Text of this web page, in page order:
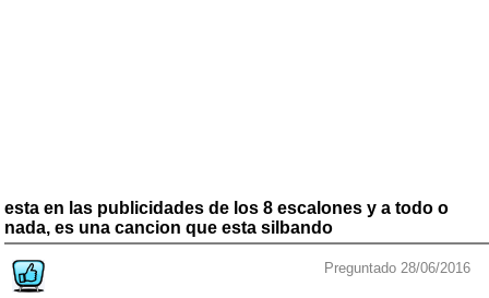
esta en las publicidades de los 8 escalones y a todo o
nada, es una cancion que esta silbando
Preguntado 28/06/2016